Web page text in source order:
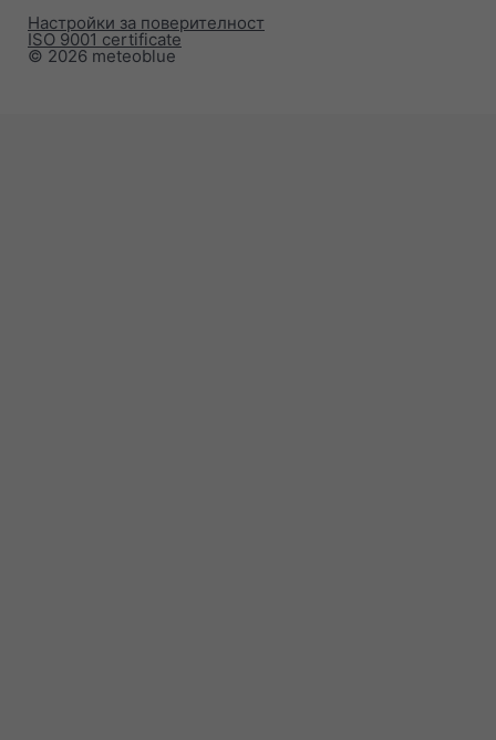
© 2026 meteoblue
ISO 9001 certificate
Настройки за поверителност